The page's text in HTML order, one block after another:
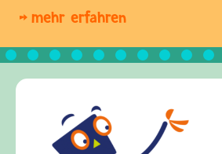
mehr erfahren
Frieden